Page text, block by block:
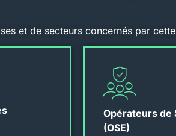
Opérateurs de
(OSE)​
et de secteurs concernés par